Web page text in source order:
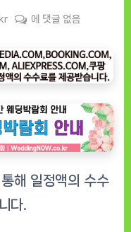
“세
펫
강
아
미
끄
럼
지
에 댓글 없음